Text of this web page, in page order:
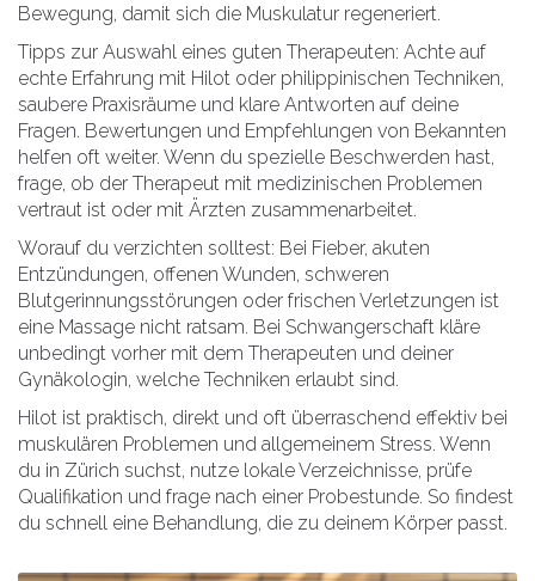
Bewegung, damit sich die Muskulatur regeneriert.
Tipps zur Auswahl eines guten Therapeuten: Achte auf
echte Erfahrung mit Hilot oder philippinischen Techniken,
saubere Praxisräume und klare Antworten auf deine
Fragen. Bewertungen und Empfehlungen von Bekannten
helfen oft weiter. Wenn du spezielle Beschwerden hast,
frage, ob der Therapeut mit medizinischen Problemen
vertraut ist oder mit Ärzten zusammenarbeitet.
Worauf du verzichten solltest: Bei Fieber, akuten
Entzündungen, offenen Wunden, schweren
Blutgerinnungsstörungen oder frischen Verletzungen ist
eine Massage nicht ratsam. Bei Schwangerschaft kläre
unbedingt vorher mit dem Therapeuten und deiner
Gynäkologin, welche Techniken erlaubt sind.
Hilot ist praktisch, direkt und oft überraschend effektiv bei
muskulären Problemen und allgemeinem Stress. Wenn
du in Zürich suchst, nutze lokale Verzeichnisse, prüfe
Qualifikation und frage nach einer Probestunde. So findest
du schnell eine Behandlung, die zu deinem Körper passt.